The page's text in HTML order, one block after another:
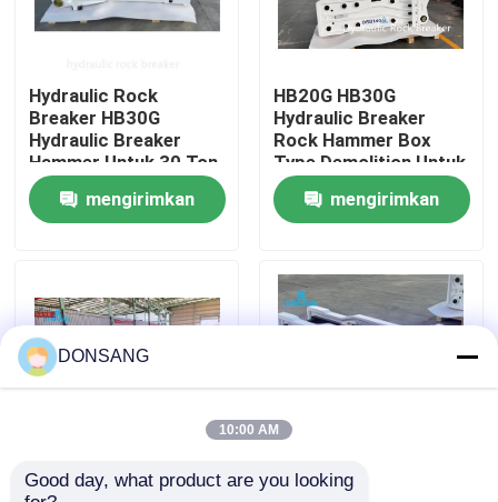
Tur Pabrik
Kontrol kualitas
Permintaan Penawaran
Pemecah Batu Hidrolik
Pemutus hidrolik excavator
Hydraulic Rock
Breaker HB30G
Hydraulic Breaker
Hammer Untuk 30 Ton
40 Ton Excavator
mengirimkan
HB20G HB30G
Hydraulic Breaker
Rock Hammer Box
Type Demolition Untuk
Excavator Cat330
mengirimkan
Chisel 165mm Lebar
Jenis terbuka
DONSANG
10:00 AM
Good day, what product are you looking